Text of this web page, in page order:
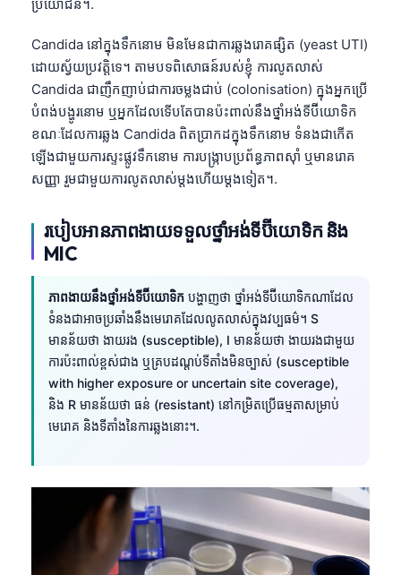
ប្រយោជន៍។.
Candida នៅក្នុងទឹកនោម មិនមែនជាការឆ្លងរោគផ្សិត (yeast UTI)
ដោយស្វ័យប្រវត្តិទេ។ តាមបទពិសោធន៍របស់ខ្ញុំ ការលូតលាស់
Candida ជាញឹកញាប់ជាការចម្លងជាប់ (colonisation) ក្នុងអ្នកប្រើ
បំពង់បង្ហូរនោម ឬអ្នកដែលទើបតែបានប៉ះពាល់នឹងថ្នាំអង់ទីប៊ីយោទិក
ខណៈដែលការឆ្លង Candida ពិតប្រាកដក្នុងទឹកនោម ទំនងជាកើត
ឡើងជាមួយការស្ទះផ្លូវទឹកនោម ការបង្ក្រាបប្រព័ន្ធភាពស៊ាំ ឬមានរោគ
សញ្ញា រួមជាមួយការលូតលាស់ម្តងហើយម្តងទៀត។.
របៀបអានភាពងាយទទួលថ្នាំអង់ទីប៊ីយោទិក និង
MIC
ភាពងាយនឹងថ្នាំអង់ទីប៊ីយោទិក បង្ហាញថា ថ្នាំអង់ទីប៊ីយោទិកណាដែល
ទំនងជាអាចប្រឆាំងនឹងមេរោគដែលលូតលាស់ក្នុងវប្បធម៌។ S
មានន័យថា ងាយរង (susceptible), I មានន័យថា ងាយរងជាមួយ
ការប៉ះពាល់ខ្ពស់ជាង ឬគ្របដណ្តប់ទីតាំងមិនច្បាស់ (susceptible
with higher exposure or uncertain site coverage),
និង R មានន័យថា ធន់ (resistant) នៅកម្រិតប្រើធម្មតាសម្រាប់
មេរោគ និងទីតាំងនៃការឆ្លងនោះ។.